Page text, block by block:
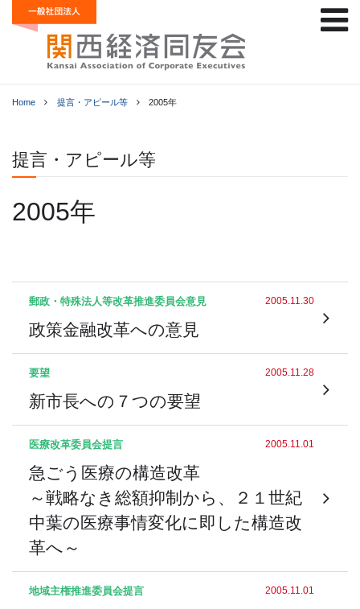
Home 提言・アピール等 2005年
提言・アピール等
2005年
郵政・特殊法人等改革推進委員会意見 2005.11.30
政策金融改革への意見
要望 2005.11.28
新市長への７つの要望
医療改革委員会提言 2005.11.01
急ごう医療の構造改革
～戦略なき総額抑制から、２１世紀
中葉の医療事情変化に即した構造改
革へ～
地域主権推進委員会提言 2005.11.01